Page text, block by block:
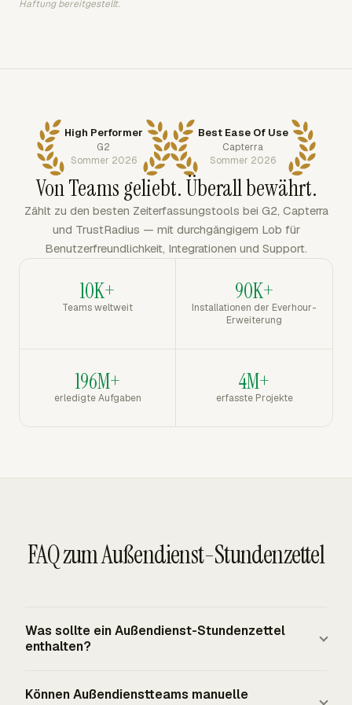
Haftung bereitgestellt.
High Performer
G2
Sommer 2026
Best Ease Of Use
Capterra
Sommer 2026
Von Teams geliebt. Überall bewährt.
Zählt zu den besten Zeiterfassungstools bei G2, Capterra
und TrustRadius — mit durchgängigem Lob für
Benutzerfreundlichkeit, Integrationen und Support.
10K+
Teams weltweit
90K+
Installationen der Everhour-
Erweiterung
196M+
erledigte Aufgaben
4M+
erfasste Projekte
FAQ zum Außendienst-Stundenzettel
Was sollte ein Außendienst-Stundenzettel
enthalten?
Projekt oder Kunde, Aufgabe, Start- und Endzeiten,
Können Außendienstteams manuelle